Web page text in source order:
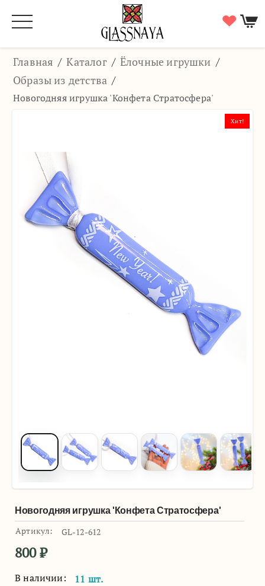
Главная / Каталог / Ёлочные игрушки /
Образы из детства /
Новогодняя игрушка 'Конфета Стратосфера'
Хит!
Новогодняя игрушка 'Конфета Стратосфера'
Артикул: GL-12-612
800₽
В наличии:
11 шт.